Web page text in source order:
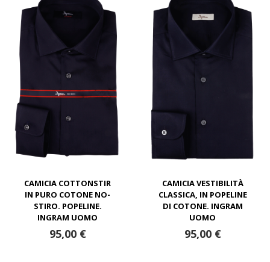
CAMICIA COTTONSTIR
IN PURO COTONE NO-
STIRO. POPELINE.
INGRAM UOMO
95,00 €
CAMICIA VESTIBILITÀ
CLASSICA, IN POPELINE
DI COTONE. INGRAM
UOMO
95,00 €